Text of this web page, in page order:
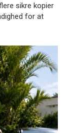
sikre kopier
for at